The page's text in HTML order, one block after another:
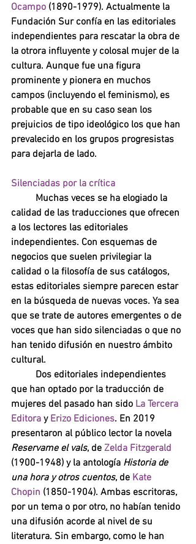
Ocampo (1890-1979). Actualmente la
Fundación Sur confía en las editoriales
independientes para rescatar la obra de
la otrora influyente y colosal mujer de la
cultura. Aunque fue una figura
prominente y pionera en muchos
campos (incluyendo el feminismo), es
probable que en su caso sean los
prejuicios de tipo ideológico los que han
prevalecido en los grupos progresistas
para dejarla de lado.
Silenciadas por la crítica
Muchas veces se ha elogiado la
calidad de las traducciones que ofrecen
a los lectores las editoriales
independientes. Con esquemas de
negocios que suelen privilegiar la
calidad o la filosofía de sus catálogos,
estas editoriales siempre parecen estar
en la búsqueda de nuevas voces. Ya sea
que se trate de autores emergentes o de
voces que han sido silenciadas o que no
han tenido difusión en nuestro ámbito
Dos editoriales independientes
que han optado por la traducción de
mujeres del pasado han sido La Tercera
Editora y Erizo Ediciones. En 2019
presentaron al público lector la novela
Reservame el vals, de Zelda Fitzgerald
(1900-1948) y la antología Historia de
una hora y otros cuentos, de Kate
Chopin (1850-1904). Ambas escritoras,
por un tema o por otro, no habían tenido
una difusión acorde al nivel de su
literatura. Sin embargo, como le han